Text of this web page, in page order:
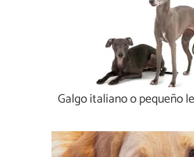
Galgo italiano o pequeño